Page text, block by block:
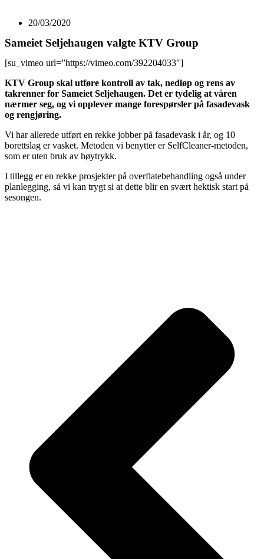
20/03/2020
Sameiet Seljehaugen valgte KTV Group
[su_vimeo url=”https://vimeo.com/392204033″]
KTV Group skal utføre kontroll av tak, nedløp og rens av
takrenner for Sameiet Seljehaugen. Det er tydelig at våren
nærmer seg, og vi opplever mange forespørsler på fasadevask
og rengjøring.
Vi har allerede utført en rekke jobber på fasadevask i år, og 10
borettslag er vasket. Metoden vi benytter er SelfCleaner-metoden,
som er uten bruk av høytrykk.
I tillegg er en rekke prosjekter på overflatebehandling også under
planlegging, så vi kan trygt si at dette blir en svært hektisk start på
sesongen.